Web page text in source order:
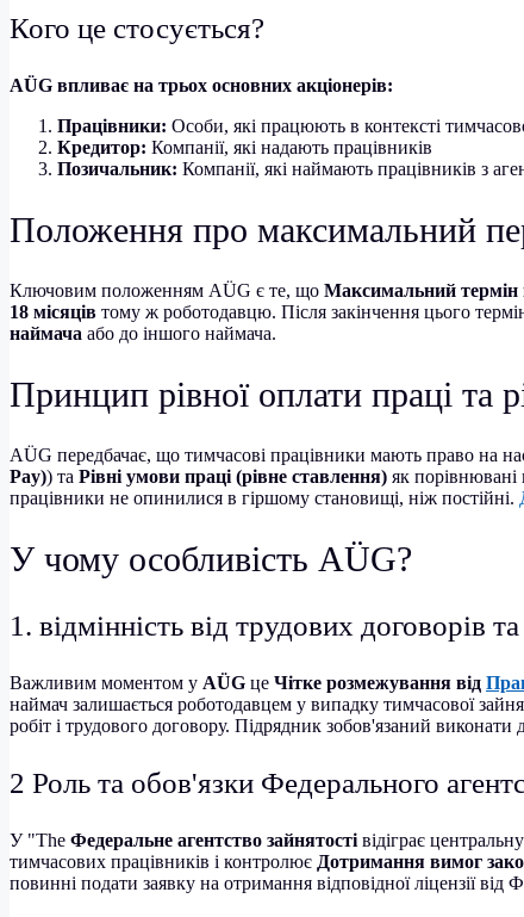
Кого це стосується?
AÜG впливає на трьох основних акціонерів:
Працівники: Особи, які працюють в контексті
Кредитор: Компанії, які надають працівників
Позичальник: Компанії, які наймають працівників з
Положення про максимальний
Ключовим положенням AÜG є те, що Максимальний термін
18 місяців тому ж роботодавцю. Після закінчення цього
наймача або до іншого наймача.
Принцип рівної оплати праці та
AÜG передбачає, що тимчасові працівники мають право на
Pay)) та Рівні умови праці (рівне ставлення) як порівнювані
працівники не опинилися в гіршому становищі, ніж постійні.
У чому особливість AÜG?
1. відмінність від трудових договорів
Важливим моментом у AÜG це Чітке розмежування від
наймач залишається роботодавцем у випадку тимчасової
робіт і трудового договору. Підрядник зобов'язаний
2 Роль та обов'язки Федерального
У "The Федеральне агентство зайнятості відіграє
тимчасових працівників і контролює Дотримання вимог
повинні подати заявку на отримання відповідної ліцензії від